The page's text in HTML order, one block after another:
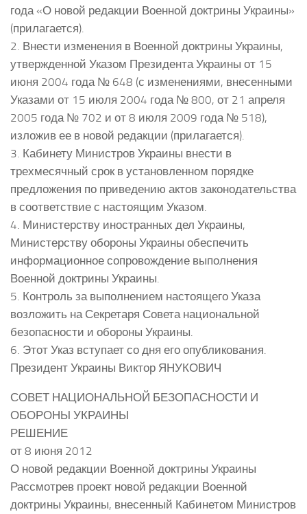
года «О новой редакции Военной доктрины Украины»
(прилагается).
2. Внести изменения в Военной доктрины Украины,
утвержденной Указом Президента Украины от 15
июня 2004 года № 648 (с изменениями, внесенными
Указами от 15 июля 2004 года № 800, от 21 апреля
2005 года № 702 и от 8 июля 2009 года № 518),
изложив ее в новой редакции (прилагается).
3. Кабинету Министров Украины внести в
трехмесячный срок в установленном порядке
предложения по приведению актов законодательства
в соответствие с настоящим Указом.
4. Министерству иностранных дел Украины,
Министерству обороны Украины обеспечить
информационное сопровождение выполнения
Военной доктрины Украины.
5. Контроль за выполнением настоящего Указа
возложить на Секретаря Совета национальной
безопасности и обороны Украины.
6. Этот Указ вступает со дня его опубликования.
Президент Украины Виктор ЯНУКОВИЧ
СОВЕТ НАЦИОНАЛЬНОЙ БЕЗОПАСНОСТИ И
ОБОРОНЫ УКРАИНЫ
РЕШЕНИЕ
от 8 июня 2012
О новой редакции Военной доктрины Украины
Рассмотрев проект новой редакции Военной
доктрины Украины, внесенный Кабинетом Министров